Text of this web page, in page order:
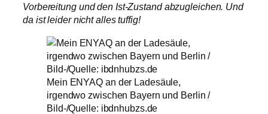
Vorbereitung und den Ist-Zustand abzugleichen. Und
da ist leider nicht alles tuffig!
Mein ENYAQ an der Ladesäule,
irgendwo zwischen Bayern und Berlin /
Bild-/Quelle: ibdnhubzs.de